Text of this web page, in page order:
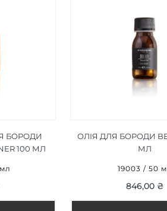
БОРОДИ
100 МЛ
ОЛІЯ ДЛЯ БОРОДИ
МЛ
19003 / 50
846,00 ₴